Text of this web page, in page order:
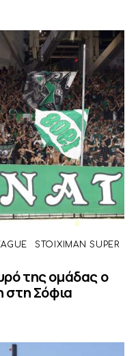
STOIXIMAN SUPER
της ομάδας ο
στη Σόφια